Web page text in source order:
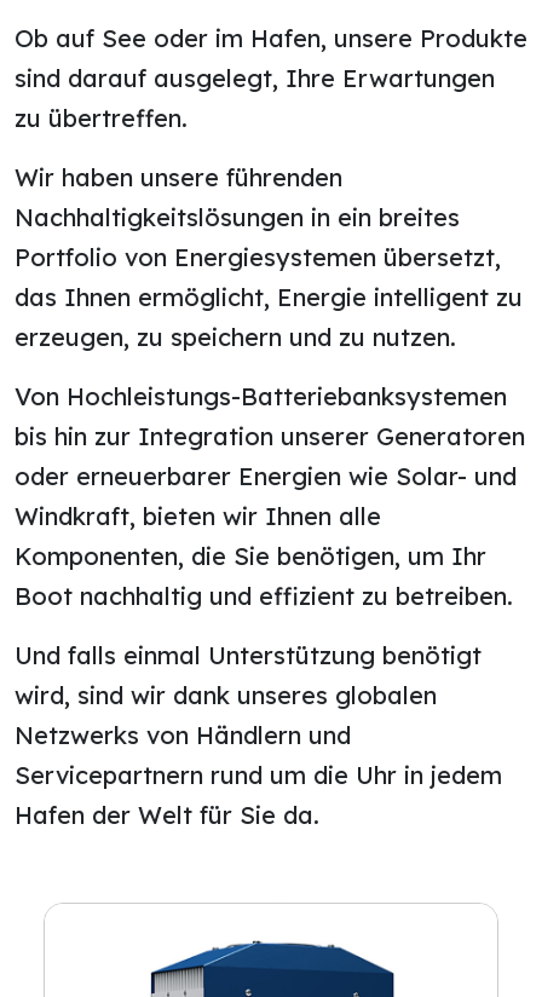
Ob auf See oder im Hafen, unsere Produkte
sind darauf ausgelegt, Ihre Erwartungen
zu übertreffen.
Wir haben unsere führenden
Nachhaltigkeitslösungen in ein breites
Portfolio von Energiesystemen übersetzt,
das Ihnen ermöglicht, Energie intelligent zu
erzeugen, zu speichern und zu nutzen.
Von Hochleistungs-Batteriebanksystemen
bis hin zur Integration unserer Generatoren
oder erneuerbarer Energien wie Solar- und
Windkraft, bieten wir Ihnen alle
Komponenten, die Sie benötigen, um Ihr
Boot nachhaltig und effizient zu betreiben.
Und falls einmal Unterstützung benötigt
wird, sind wir dank unseres globalen
Netzwerks von Händlern und
Servicepartnern rund um die Uhr in jedem
Hafen der Welt für Sie da.